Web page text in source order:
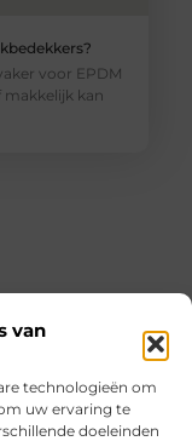
van
technologieën om
uw ervaring te
doeleinden
voor EPDM
makkelijk kan